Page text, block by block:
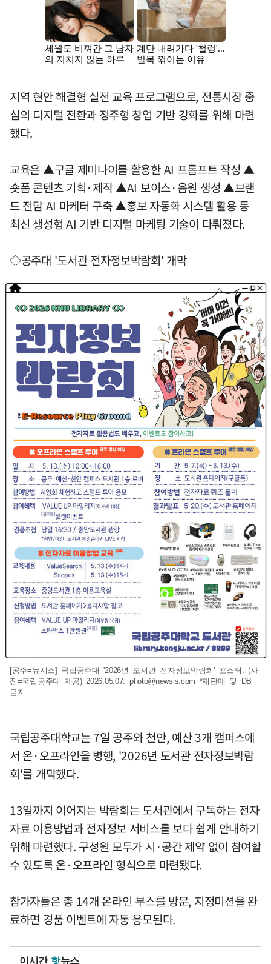
지역 현안 해결형 실전 교육 프로그램으로, 전통시장 중
심의 디지털 전환과 정주형 창업 기반 강화를 위해 마련
했다.
교육은 ▲구글 제미나이를 활용한 AI 프롬프트 작성 ▲
숏폼 콘텐츠 기획·제작 ▲AI 보이스·음원 생성 ▲브랜
드 전담 AI 마케터 구축 ▲홍보 자동화 시스템 활용 등
최신 생성형 AI 기반 디지털 마케팅 기술이 다뤄졌다.
◇공주대 '도서관 전자정보박람회' 개막
[공주=뉴시스] 국립공주대 '2026년 도서관 전자정보박람회' 포스터. (사
진=국립공주대 제공) 2026.05.07. photo@newsis.com *재판매 및 DB
금지
국립공주대학교는 7일 공주와 천안, 예산 3개 캠퍼스에
서 온·오프라인을 병행, '2026년 도서관 전자정보박람
회'를 개막했다.
13일까지 이어지는 박람회는 도서관에서 구독하는 전자
자료 이용방법과 전자정보 서비스를 보다 쉽게 안내하기
위해 마련했다. 구성원 모두가 시·공간 제약 없이 참여할
수 있도록 온·오프라인 형식으로 마련됐다.
참가자들은 총 14개 온라인 부스를 방문, 지정미션을 완
료하면 경품 이벤트에 자동 응모된다.
이시간 핫뉴스